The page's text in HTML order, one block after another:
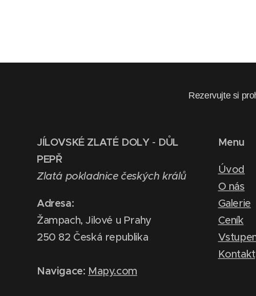
Rezervujte si
JÍLOVSKÉ ZLATÉ DOLY- DŮL
PEPŘ
Zlatá pokladnice českých králů
Adresa:
Žampach, Jilové u Prahy
250 82 Česká republika
Navigace: Mapy.com
Menu
Úvod
O nás
Galerie
Ceník